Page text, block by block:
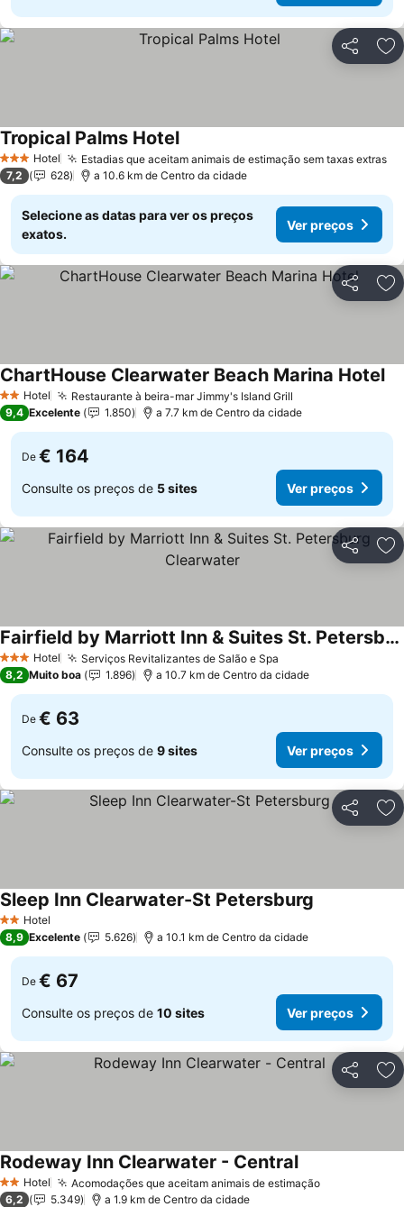
Partilhar
3 EstrelasHotel Estadias que aceitam animais de estimação sem taxas extras
Tropical Palms Hotel
7,2 628 a 10.6 km de Centro da cidade
Selecione as datas para ver os preços
exatos.
Ver preços
Partilhar
2 Estrelas
Hotel Restaurante à beira-mar Jimmy's Island Grill
ChartHouse Clearwater Beach Marina Hotel
9,4 Excelente 1.850 a 7.7 km de Centro da cidade
De € 164
Consulte os preços de 5 sites Ver preços
Partilhar
3 EstrelasHotel Serviços Revitalizantes de Salão e Spa
Fairfield by Marriott Inn & Suites St. Petersburg Clearwater
8,2 Muito boa 1.896 a 10.7 km de Centro da cidade
De € 63
Consulte os preços de 9 sites Ver preços
Partilhar
2 Estrelas
Hotel
Sleep Inn Clearwater-St Petersburg
8,9 Excelente 5.626 a 10.1 km de Centro da cidade
De € 67
Consulte os preços de 10 sites Ver preços
Partilhar
2 Estrelas
Hotel Acomodações que aceitam animais de estimação
Rodeway Inn Clearwater - Central
6,2 5.349 a 1.9 km de Centro da cidade